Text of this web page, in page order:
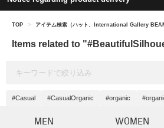
TOP > アイテム検索（ハット、International Gallery BEAMS、ブ
Items related to
#Casual #CasualOrganic #organic
MEN WOMEN